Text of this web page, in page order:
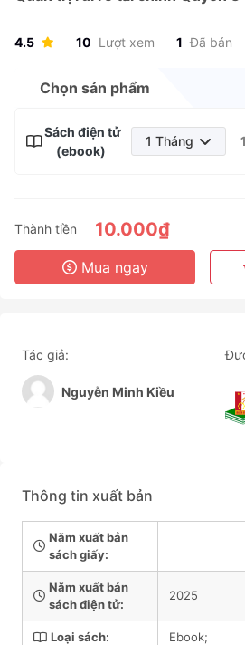
4.5 10 Lượt xem 1 Đã bán
Chọn sản phẩm
Sách điện tử
(ebook)
1 Tháng
6 Tháng
3 Năm
Thành tiền 10.000₫
Mua ngay
Tác giả:
Nguyễn Minh Kiều
Thông tin xuất bản
Năm xuất bản
sách giấy:
Năm xuất bản
sách điện tử:
2025
Loại sách: Ebook;